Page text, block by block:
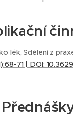
lék, Sdělení z
71 | DOI: